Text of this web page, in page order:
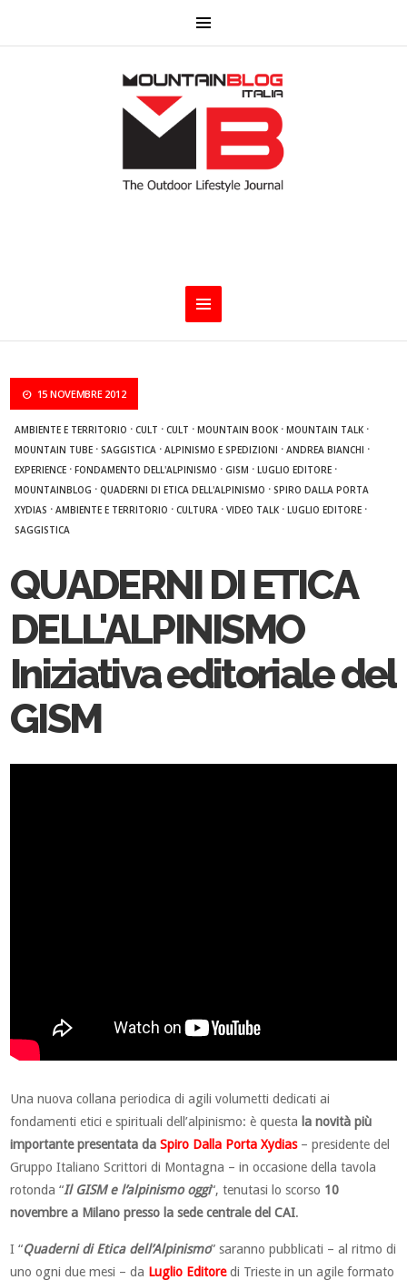
15 NOVEMBRE 2012
AMBIENTE E TERRITORIO ·CULT ·CULT ·MOUNTAIN BOOK ·MOUNTAIN TALK ·
MOUNTAIN TUBE ·SAGGISTICA ·ALPINISMO E SPEDIZIONI ·ANDREA BIANCHI ·
EXPERIENCE ·FONDAMENTO DELL'ALPINISMO ·GISM ·LUGLIO EDITORE ·
MOUNTAINBLOG ·QUADERNI DI ETICA DELL'ALPINISMO ·SPIRO DALLA PORTA
XYDIAS ·AMBIENTE E TERRITORIO ·CULTURA ·VIDEO TALK ·LUGLIO EDITORE ·
SAGGISTICA
QUADERNI DI ETICA
DELL'ALPINISMO
Iniziativa editoriale del
GISM
Una nuova collana periodica di agili volumetti dedicati ai
fondamenti etici e spirituali dell’alpinismo: è questa la novità più
importante presentata daSpiro Dalla Porta Xydias– presidente del
Gruppo Italiano Scrittori di Montagna – in occasione della tavola
rotonda “Il GISM e l’alpinismo oggi“, tenutasi lo scorso 10
novembre a Milano presso la sede centrale del CAI.
I “Quaderni di Etica dell’Alpinismo” saranno pubblicati – al ritmo di
uno ogni due mesi – da Luglio Editoredi Trieste in un agile formato